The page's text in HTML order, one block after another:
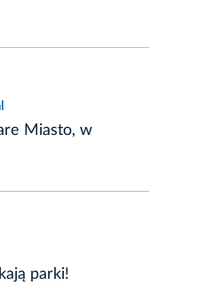
Miasto, w
parki!